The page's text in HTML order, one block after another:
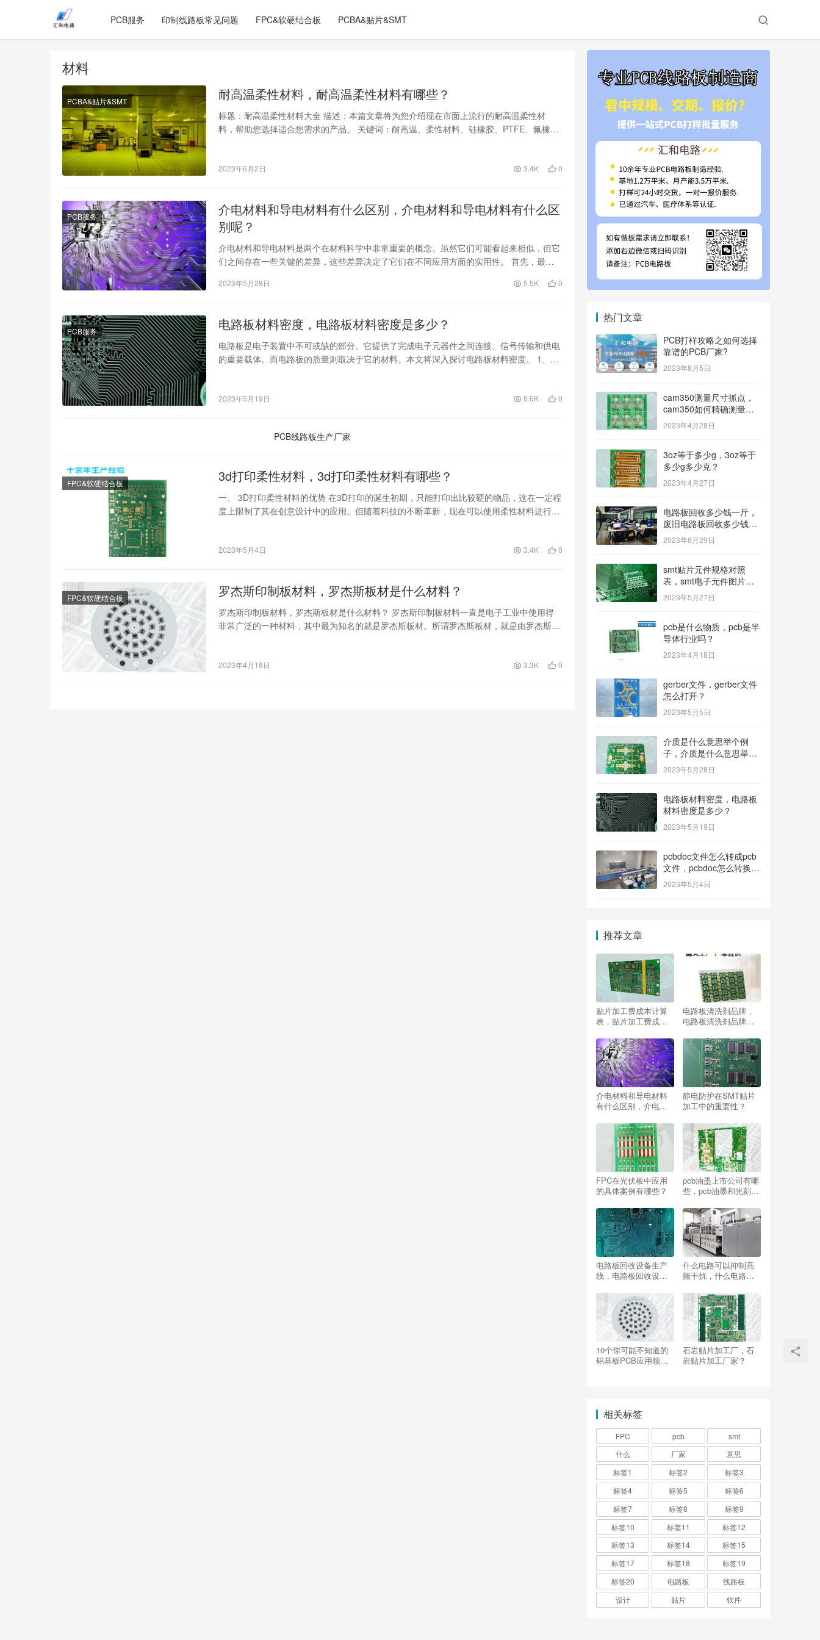
PCB服务 印制线路板常见问题 FPC&软硬结合板 PCBA&贴片&SMT
材料
PCBA&贴片&SMT 耐高温柔性材料，耐高温柔性材料有哪些？
标题：耐高温柔性材料大全 描述：本篇文章将为您介绍现在市面上流行的耐高温柔性材
料，帮助您选择适合您需求的产品。 关键词：耐高温、柔性材料、硅橡胶、PTFE、氟橡胶
2023年6月2日 3.4K 0
PCB服务
介电材料和导电材料有什么区别，介电材料和导电材料有什么区
别呢？
介电材料和导电材料是两个在材料科学中非常重要的概念。虽然它们可能看起来相似，但它
们之间存在一些关键的差异，这些差异决定了它们在不同应用方面的实用性。 首先，最显
2023年5月28日 5.5K 0
PCB服务 电路板材料密度，电路板材料密度是多少？
电路板是电子装置中不可或缺的部分。它提供了完成电子元器件之间连接、信号传输和供电
的重要载体。而电路板的质量则取决于它的材料。本文将深入探讨电路板材料密度。 1、电
2023年5月19日 8.6K 0
PCB线路板生产厂家
FPC&软硬结合板 3d打印柔性材料，3d打印柔性材料有哪些？
一、 3D打印柔性材料的优势 在3D打印的诞生初期，只能打印出比较硬的物品，这在一定程
度上限制了其在创意设计中的应用。但随着科技的不断革新，现在可以使用柔性材料进行打
2023年5月4日 3.4K 0
FPC&软硬结合板 罗杰斯印制板材料，罗杰斯板材是什么材料？
罗杰斯印制板材料，罗杰斯板材是什么材料？ 罗杰斯印制板材料一直是电子工业中使用得
非常广泛的一种材料，其中最为知名的就是罗杰斯板材。所谓罗杰斯板材，就是由罗杰斯公
2023年4月18日 3.3K 0
热门文章
PCB打样攻略之如何选择
靠谱的PCB厂家?
2023年8月5日
cam350测量尺寸抓点，
cam350如何精确测量尺
寸？
2023年4月28日
3oz等于多少g，3oz等于
多少g多少克？
2023年4月27日
电路板回收多少钱一斤，
废旧电路板回收多少钱一
斤？
2023年6月29日
smt贴片元件规格对照
表，smt电子元件图片及
名称？
2023年5月27日
pcb是什么物质，pcb是半
导体行业吗？
2023年4月18日
gerber文件，gerber文件
怎么打开？
2023年5月5日
介质是什么意思举个例
子，介质是什么意思举个
例子造句？
2023年5月28日
电路板材料密度，电路板
材料密度是多少？
2023年5月19日
pcbdoc文件怎么转成pcb
文件，pcbdoc怎么转换成
pcb？
2023年5月4日
推荐文章
贴片加工费成本计算
表，贴片加工费成本
电路板清洗剂品牌，
电路板清洗剂品牌排
介电材料和导电材料
有什么区别，介电材
区别呢？
静电防护在SMT贴片
加工中的重要性？
FPC在光伏板中应用
的具体案例有哪些？
pcb油墨上市公司有哪
些，pcb油墨和光刻胶
电路板回收设备生产
线，电路板回收设备
什么电路可以抑制高
频干扰，什么电路可
10个你可能不知道的
铝基板PCB应用领
石岩贴片加工厂，石
岩贴片加工厂家？
相关标签
FPC pcb
smt
什么
厂家
意思
标签1
标签2
标签3
标签4
标签5
标签6
标签7
标签8
标签9
标签10
标签11
标签12
标签13
标签14
标签15
标签17
标签18
标签19
标签20
电路板
线路板
设计
贴片 软件